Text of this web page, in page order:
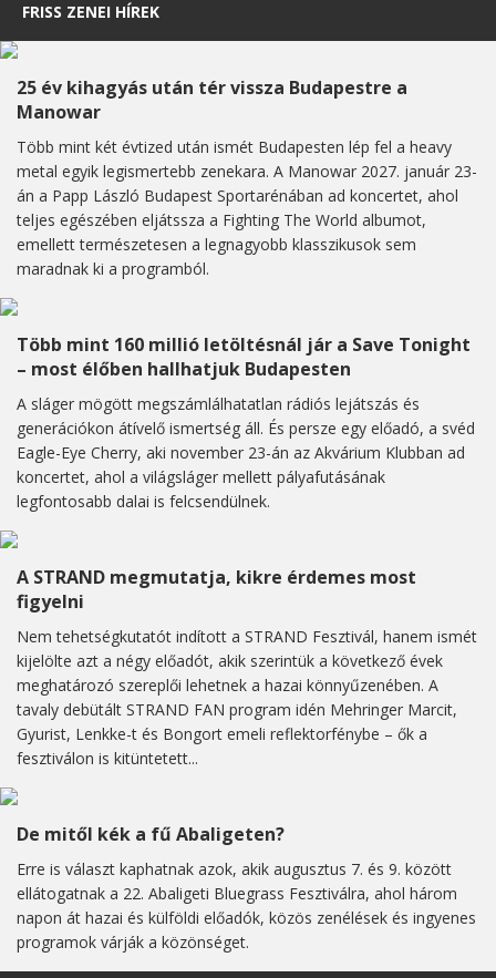
FRISS ZENEI HÍREK
25 év kihagyás után tér vissza Budapestre a
Manowar
Több mint két évtized után ismét Budapesten lép fel a heavy
metal egyik legismertebb zenekara. A Manowar 2027. január 23-
án a Papp László Budapest Sportarénában ad koncertet, ahol
teljes egészében eljátssza a Fighting The World albumot,
emellett természetesen a legnagyobb klasszikusok sem
maradnak ki a programból.
Több mint 160 millió letöltésnál jár a Save Tonight
– most élőben hallhatjuk Budapesten
A sláger mögött megszámlálhatatlan rádiós lejátszás és
generációkon átívelő ismertség áll. És persze egy előadó, a svéd
Eagle-Eye Cherry, aki november 23-án az Akvárium Klubban ad
koncertet, ahol a világsláger mellett pályafutásának
legfontosabb dalai is felcsendülnek.
A STRAND megmutatja, kikre érdemes most
figyelni
Nem tehetségkutatót indított a STRAND Fesztivál, hanem ismét
kijelölte azt a négy előadót, akik szerintük a következő évek
meghatározó szereplői lehetnek a hazai könnyűzenében. A
tavaly debütált STRAND FAN program idén Mehringer Marcit,
Gyurist, Lenkke-t és Bongort emeli reflektorfénybe – ők a
fesztiválon is kitüntetett...
De mitől kék a fű Abaligeten?
Erre is választ kaphatnak azok, akik augusztus 7. és 9. között
ellátogatnak a 22. Abaligeti Bluegrass Fesztiválra, ahol három
napon át hazai és külföldi előadók, közös zenélések és ingyenes
programok várják a közönséget.